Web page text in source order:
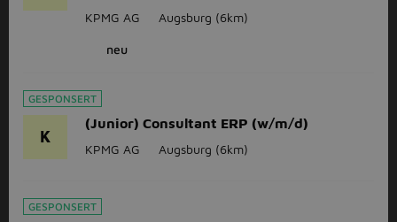
KPMG AG Augsburg (6km)
neu
GESPONSERT
K
(Junior) Consultant ERP (w/m/d)
KPMG AG Augsburg (6km)
GESPONSERT